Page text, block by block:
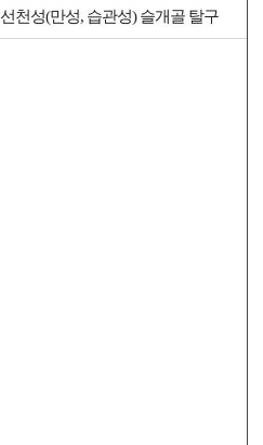
선천성(만성, 습관성) 슬개골 탈구